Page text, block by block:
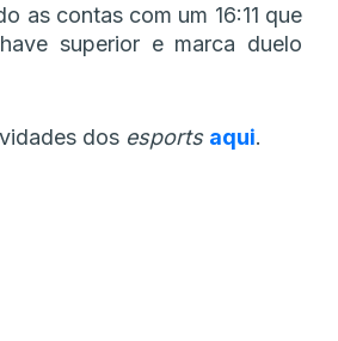
as contas com um 16:11 que
superior e marca duelo
dos esports aqui.